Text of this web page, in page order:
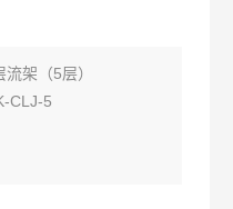
架（5层）
CLJ-5